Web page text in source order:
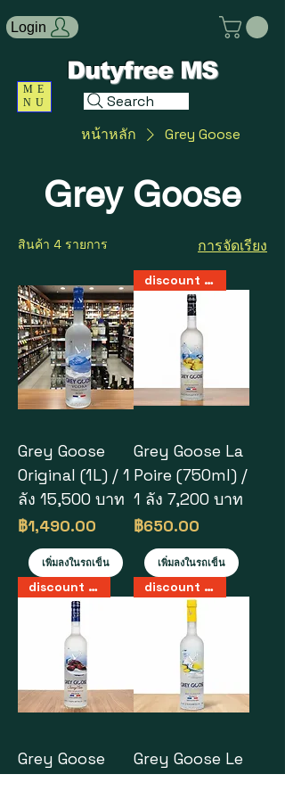
ME
NU
Search
Login
Dutyfree MS
หน้าหลัก Grey Goose
Grey Goose
สินค้า 4 รายการ การจัดเรียง
Grey Goose
Original (1L) / 1
ลัง 15,500 บาท
ราคา
฿1,490.00
เพิ่มลงในรถเข็น
discount 50%
Grey Goose La
Poire (750ml) /
1 ลัง 7,200 บาท
ราคา
฿650.00
เพิ่มลงในรถเข็น
discount 50%
Grey Goose
discount 50%
Grey Goose Le